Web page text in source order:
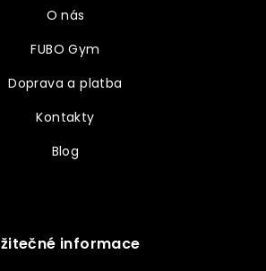
O nás
FUBO Gym
Doprava a platba
Kontakty
Blog
informace